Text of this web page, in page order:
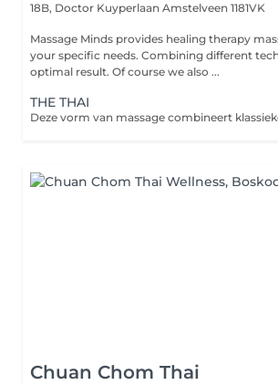
18B, Doctor Kuyperlaan Amstelveen 1181VK
Massage Minds provides healing therapy
your specific needs. Combining different
optimal result. Of course we also ...
THE THAI
Chuan Chom Thai